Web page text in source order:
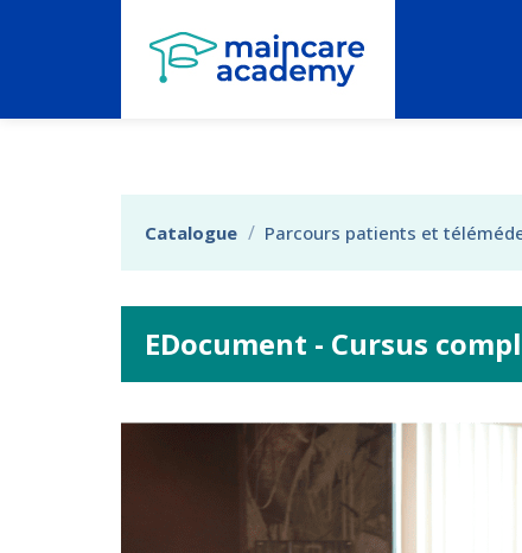
Aller au menu principal
Aller au contenu principal
Personnaliser l'interface
Catalogue Parcours patients et
EDocument - Cursus